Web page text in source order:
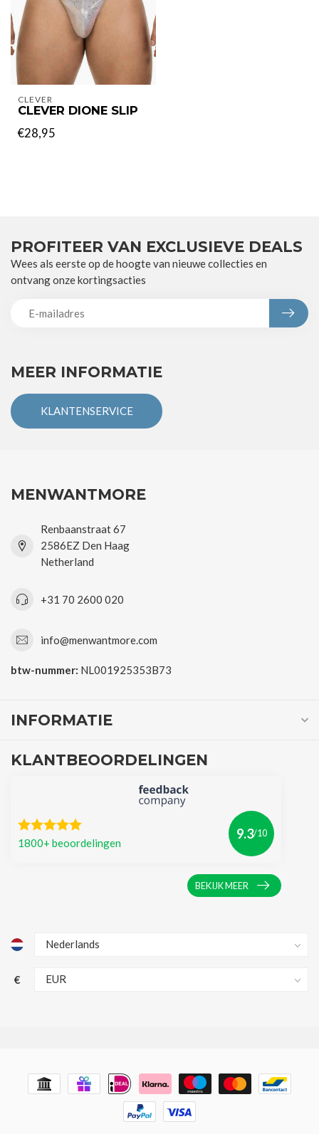
CLEVER
CLEVER DIONE SLIP
€28,95
MEER INFORMATIE
KLANTENSERVICE
PROFITEER VAN EXCLUSIEVE DEALS
Wees als eerste op de hoogte van nieuwe collecties en
ontvang onze kortingsacties
MENWANTMORE
Renbaanstraat 67
2586EZ Den Haag
Netherland
+31 70 2600 020
info@menwantmore.com
btw-nummer: NL001925353B73
INFORMATIE
KLANTBEOORDELINGEN
1800+ beoordelingen
9.3/10
BEKIJK MEER
€